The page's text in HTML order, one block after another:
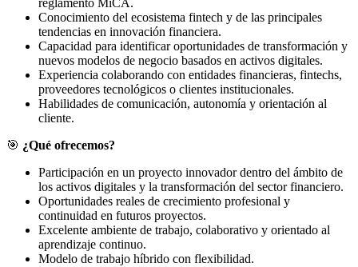
reglamento MiCA.
Conocimiento del ecosistema fintech y de las principales
tendencias en innovación financiera.
Capacidad para identificar oportunidades de transformación y
nuevos modelos de negocio basados en activos digitales.
Experiencia colaborando con entidades financieras, fintechs,
proveedores tecnológicos o clientes institucionales.
Habilidades de comunicación, autonomía y orientación al
cliente.
🎯 ¿Qué ofrecemos?
Participación en un proyecto innovador dentro del ámbito de
los activos digitales y la transformación del sector financiero.
Oportunidades reales de crecimiento profesional y
continuidad en futuros proyectos.
Excelente ambiente de trabajo, colaborativo y orientado al
aprendizaje continuo.
Modelo de trabajo híbrido con flexibilidad.